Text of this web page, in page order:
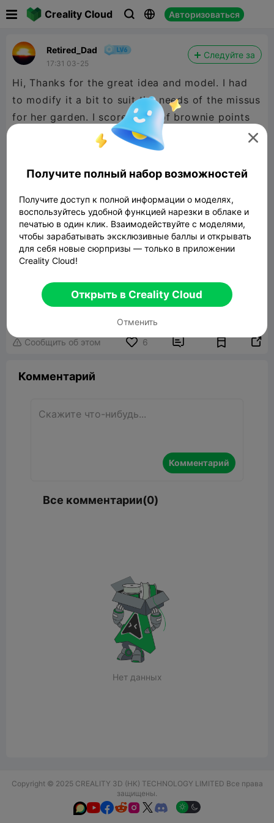
Creality Cloud   Авторизоваться
Retired_Dad
17:31 03-25
Следуйте за
Hi, Thanks for the great idea and model. I had
to modify it a bit to suit the needs of the missus
for her garden. I scored lots of brownie points
Simple Garden Stakes
1.56MB Связанные 3D модели
 Сообщить об этом 6  
Комментарий
Комментарий
Все комментарии(0)
Нет данных
Copyright © 2025 CREALITY 3D (HK) TECHNOLOGY LIMITED Все права
защищены.
  

Получите полный набор возможностей
Получите доступ к полной информации о моделях,
воспользуйтесь удобной функцией нарезки в облаке и
печатью в один клик. Взаимодействуйте с моделями,
чтобы зарабатывать эксклюзивные баллы и открывать
для себя новые сюрпризы — только в приложении
Creality Cloud!
Открыть в Creality Cloud
Отменить